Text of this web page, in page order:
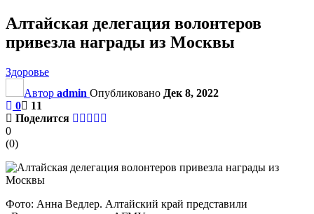
Алтайская делегация волонтеров
привезла награды из Москвы
Здоровье
Автор admin Опубликовано Дек 8, 2022
0
11
Поделится
0
(0)
Фото: Анна Ведлер. Алтайский край представили